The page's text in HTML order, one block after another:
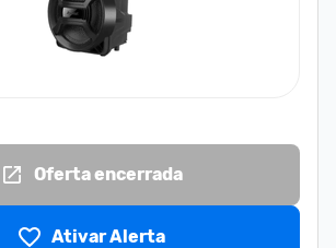
Oferta encerrada
Ativar Alerta